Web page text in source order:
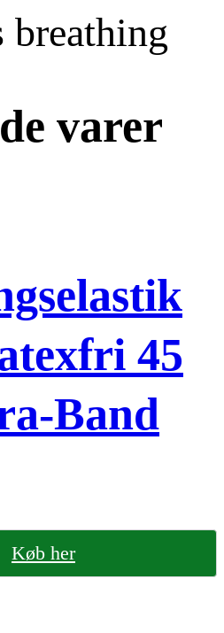
breathing
varer
45
Band
Køb her